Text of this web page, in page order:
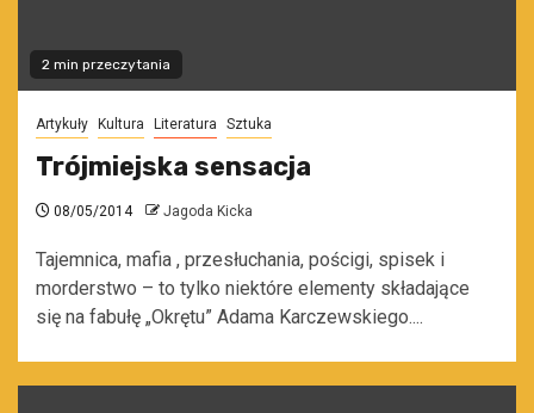
2 min przeczytania
Artykuły Kultura Literatura Sztuka
Trójmiejska sensacja
08/05/2014 Jagoda Kicka
Tajemnica, mafia , przesłuchania, pościgi, spisek i
morderstwo – to tylko niektóre elementy składające
się na fabułę „Okrętu” Adama Karczewskiego....